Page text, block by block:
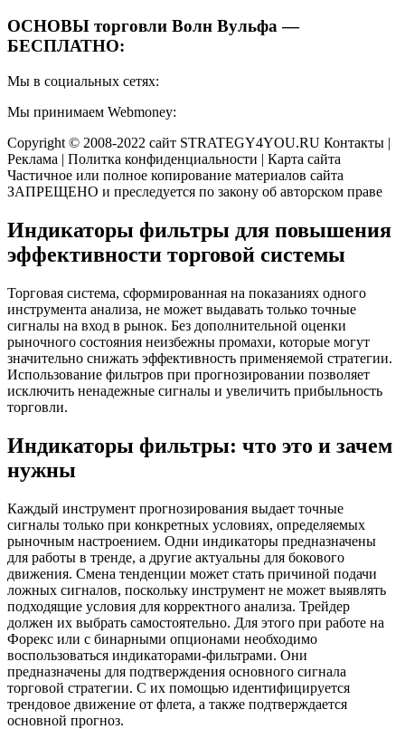
ОСНОВЫ торговли Волн Вульфа —
БЕСПЛАТНО:
Мы в социальных сетях:
Мы принимаем Webmoney:
Copyright © 2008-2022 сайт STRATEGY4YOU.RU Контакты |
Реклама | Политка конфиденциальности | Карта сайта
Частичное или полное копирование материалов сайта
ЗАПРЕЩЕНО и преследуется по закону об авторском праве
Индикаторы фильтры для повышения
эффективности торговой системы
Торговая система, сформированная на показаниях одного
инструмента анализа, не может выдавать только точные
сигналы на вход в рынок. Без дополнительной оценки
рыночного состояния неизбежны промахи, которые могут
значительно снижать эффективность применяемой стратегии.
Использование фильтров при прогнозировании позволяет
исключить ненадежные сигналы и увеличить прибыльность
торговли.
Индикаторы фильтры: что это и зачем
нужны
Каждый инструмент прогнозирования выдает точные
сигналы только при конкретных условиях, определяемых
рыночным настроением. Одни индикаторы предназначены
для работы в тренде, а другие актуальны для бокового
движения. Смена тенденции может стать причиной подачи
ложных сигналов, поскольку инструмент не может выявлять
подходящие условия для корректного анализа. Трейдер
должен их выбрать самостоятельно. Для этого при работе на
Форекс или с бинарными опционами необходимо
воспользоваться индикаторами-фильтрами. Они
предназначены для подтверждения основного сигнала
торговой стратегии. С их помощью идентифицируется
трендовое движение от флета, а также подтверждается
основной прогноз.